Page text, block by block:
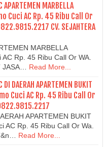
APARTEMEN MARBELLA
Cuci AC Rp. 45 Ribu Call Or
CV. SEJAHTERA
MARBELLA
Rp. 45 Ribu Call Or WA.
Read More...
DI DAERAH APARTEMEN BUKIT
Cuci AC Rp. 45 Ribu Call Or
APARTEMEN BUKIT
AC Rp. 45 Ribu Call Or Wa.
Read More...